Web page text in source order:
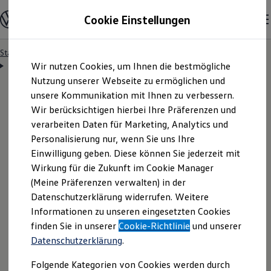
Hauptinhalt
springen
Footer
springen
Modelle & Konfigurator
Nutzfahrzeugkategorien entdecken
Modelle konfigurieren
Vorgängermodelle und Oldtimer
Vorgängermodelle
Oldtimer
Bulli Historie
Branchenlösungen & Gewerbekunden
Umbaulösungen und Hersteller finden
Auf- und Umbauten entdecken & konfigurieren
Groß- und Sonderkunden
Großkunden
Kommunen & Behörden
Journalisten
Sportvereine
Branchenlösungen
Bau & Handwerk
Gewerbliche Personenbeförderung
Service & mobile Werkstätten
Kurier, Logistik & Handel
Feuerwehr
Startseite
Servicetermin anfragen
Servicetermin bequem
online anfragen
Nutzen Sie unser Onlineformular, um schnell und
unkompliziert einen Servicetermin bei Ihrem
Volkswagen NutzfahrzeugePartner anzufragen.
Cookie Einstellungen
Wir nutzen Cookies, um Ihnen die bestmögliche
Nutzung unserer Webseite zu ermöglichen und
unsere Kommunikation mit Ihnen zu verbessern.
Wir berücksichtigen hierbei Ihre Präferenzen und
verarbeiten Daten für Marketing, Analytics und
Personalisierung nur, wenn Sie uns Ihre
Einwilligung geben. Diese können Sie jederzeit mit
Wirkung für die Zukunft im Cookie Manager
(Meine Präferenzen verwalten) in der
Datenschutzerklärung widerrufen. Weitere
Informationen zu unseren eingesetzten Cookies
finden Sie in unsererCookie-Richtlinie und unserer
Datenschutzerklärung.
Folgende Kategorien von Cookies werden durch